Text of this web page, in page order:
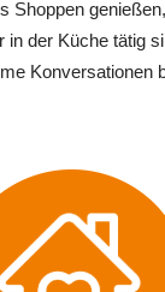
Shoppen
in der Küche tätig
Konversationen